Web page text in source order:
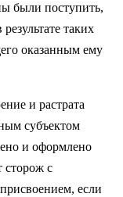
были поступить,
таких
оказанным ему
и растрата
субъектом
и оформлено
сторож с
если